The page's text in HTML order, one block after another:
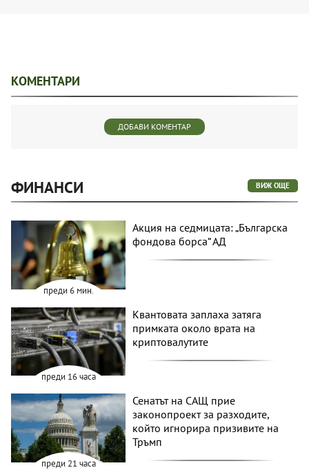
КОМЕНТАРИ
ДОБАВИ КОМЕНТАР
ФИНАНСИ ВИЖ ОЩЕ
преди 6 мин.
Акция на седмицата: „Българска
фондова борса“ АД
преди 16 часа
Квантовата заплаха затяга
примката около врата на
криптовалутите
преди 21 часа
Сенатът на САЩ прие
законопроект за разходите,
който игнорира призивите на
Тръмп